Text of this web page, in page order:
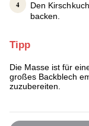
Den
backen.
Tipp
Die Masse ist für
großes Backblech
zuzubereiten.